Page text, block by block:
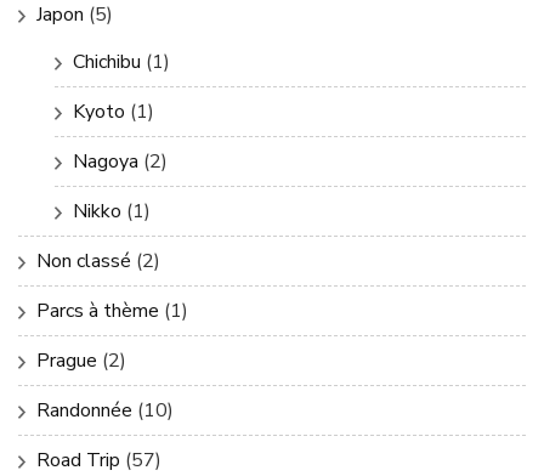
Japon (5)
Chichibu (1)
Kyoto (1)
Nagoya (2)
Nikko (1)
Non classé (2)
Parcs à thème (1)
Prague (2)
Randonnée (10)
Road Trip (57)